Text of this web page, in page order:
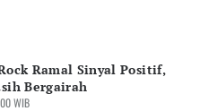
Ramal Sinyal Positif,
Bergairah
WIB